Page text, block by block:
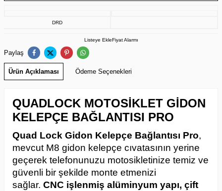
DRD
Listeye EkleFiyat Alarmı
Paylaş
Ürün Açıklaması Ödeme Seçenekleri
QUADLOCK MOTOSİKLET GİDON
KELEPÇE BAĞLANTISI PRO
Quad Lock Gidon Kelepçe Bağlantısı Pro,
mevcut M8 gidon kelepçe cıvatasının yerine
geçerek telefonunuzu motosikletinize temiz ve
güvenli bir şekilde monte etmenizi
sağlar. CNC işlenmiş alüminyum yapı, çift